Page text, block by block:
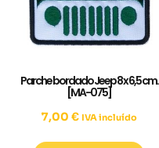
Parche bordado Jeep 8 x 6,5 cm.
[MA-075]
7,00 € IVA incluído